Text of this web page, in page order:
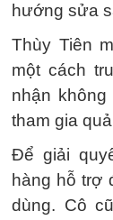
hướng sửa
Thùy Tiên
một cách
nhận
tham gia
Để giải
hàng hỗ trợ
dùng. Cô